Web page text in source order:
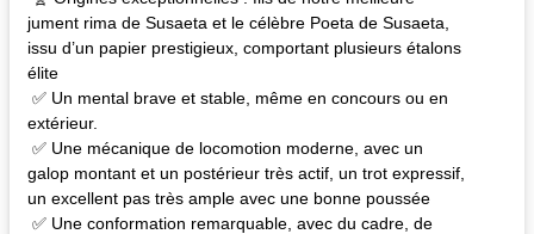
jument rima de Susaeta et le célèbre Poeta de Susaeta,
issu d’un papier prestigieux, comportant plusieurs étalons
élite
✅ Un mental brave et stable, même en concours ou en
extérieur.
✅ Une mécanique de locomotion moderne, avec un
galop montant et un postérieur très actif, un trot expressif,
un excellent pas très ample avec une bonne poussée
✅ Une conformation remarquable, avec du cadre, de